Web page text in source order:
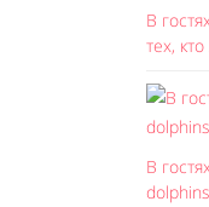
В
тех,
В
dolphins